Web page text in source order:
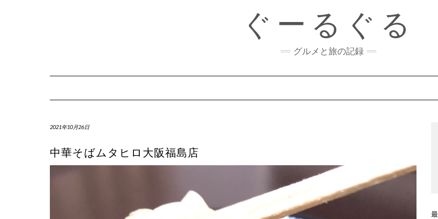
ぐーるぐる
グルメと旅の記録
2021年10月26日
中華そばムタヒロ大阪福島店